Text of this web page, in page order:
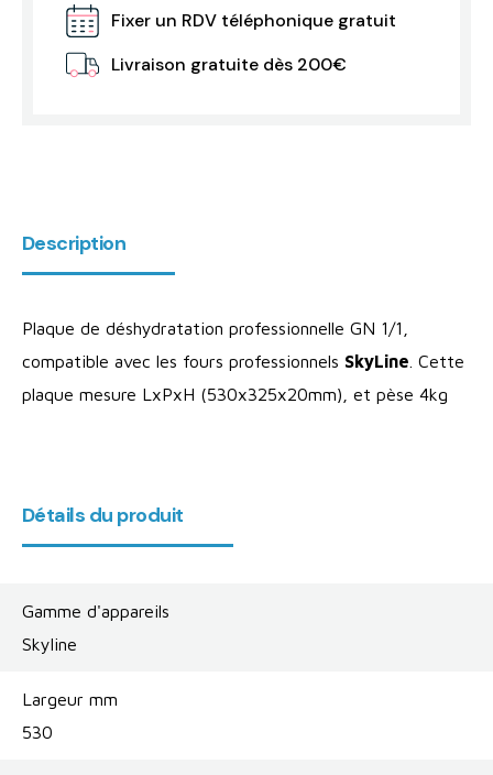
Fixer un RDV téléphonique gratuit
Livraison gratuite dès 200€
Description
Plaque de déshydratation professionnelle GN 1/1,
compatible avec les fours professionnels SkyLine . Cette
plaque mesure LxPxH (530x325x20mm), et pèse 4kg
Détails du produit
Gamme d'appareils
Skyline
Largeur mm
530